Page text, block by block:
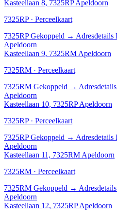
Kasteellaan 8, 7325RP Apeldoorn
7325RP · Perceelkaart
7325RP Gekoppeld → Adresdetails
Apeldoorn
Kasteellaan 9, 7325RM Apeldoorn
7325RM · Perceelkaart
7325RM Gekoppeld →
Apeldoorn
Kasteellaan 10, 7325RP Apeldoorn
7325RP · Perceelkaart
7325RP Gekoppeld → Adresdetails
Apeldoorn
Kasteellaan 11, 7325RM Apeldoorn
7325RM · Perceelkaart
7325RM Gekoppeld →
Apeldoorn
Kasteellaan 12, 7325RP Apeldoorn